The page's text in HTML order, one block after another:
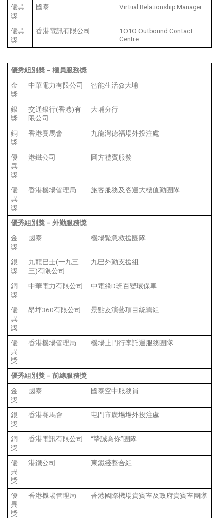
優異
獎
國泰 Virtual Relationship Manager
優異
獎
香港電訊有限公司
1O1O Outbound Contact
Centre
優秀組別獎 – 櫃員服務獎
金
獎
中華電力有限公司 智能生活@大埔
銀
獎
交通銀行(香港)有
限公司
大埔分行
銅
獎
香港賽馬會 九龍灣德福場外投注處
優
異
獎
港鐵公司 圓方禮賓服務
優
異
獎
香港機場管理局 旅客服務及客運大樓值勤團隊
優秀組別獎 – 外勤服務獎
金
獎
國泰 機場緊急救援團隊
銀
獎
九龍巴士(一九三
三)有限公司
九巴外勤支援組
銅
獎
中華電力有限公司 中電綠D班百變環保車
優
異
獎
昂坪360有限公司 景點及演藝項目統籌組
優
異
獎
香港機場管理局 機場上門行李託運服務團隊
優秀組別獎 – 前線服務獎
金
獎
國泰 國泰空中服務員
銀
獎
香港賽馬會 屯門市廣場場外投注處
銅
獎
香港電訊有限公司 “摯誠為你”團隊
優
異
獎
港鐵公司 東鐵綫整合組
優
異
獎
香港機場管理局 香港國際機場貴賓室及政府貴賓室團隊